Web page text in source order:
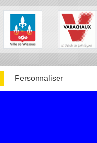
Personnaliser